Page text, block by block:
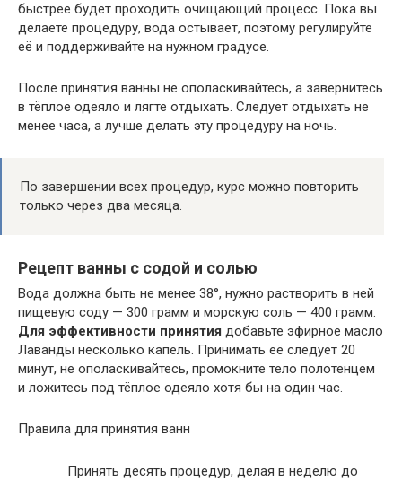
быстрее будет проходить очищающий процесс. Пока вы
делаете процедуру, вода остывает, поэтому регулируйте
её и поддерживайте на нужном градусе.
После принятия ванны не ополаскивайтесь, а завернитесь
в тёплое одеяло и лягте отдыхать. Следует отдыхать не
менее часа, а лучше делать эту процедуру на ночь.
По завершении всех процедур, курс можно повторить
только через два месяца.
Рецепт ванны с содой и солью
Вода должна быть не менее 38°, нужно растворить в ней
пищевую соду — 300 грамм и морскую соль — 400 грамм.
Для эффективности принятия добавьте эфирное масло
Лаванды несколько капель. Принимать её следует 20
минут, не ополаскивайтесь, промокните тело полотенцем
и ложитесь под тёплое одеяло хотя бы на один час.
Правила для принятия ванн
Принять десять процедур, делая в неделю до